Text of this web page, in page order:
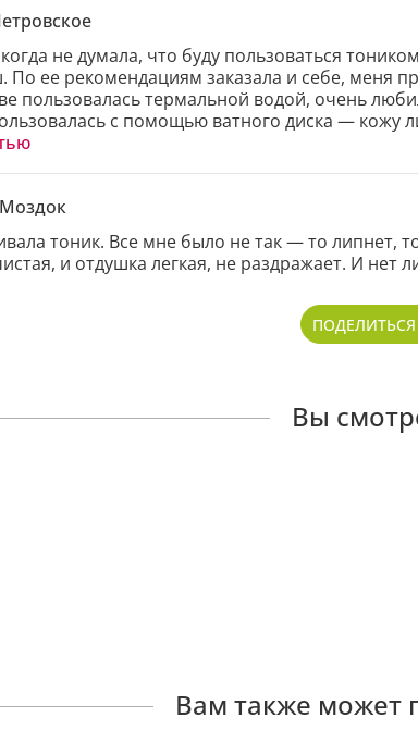
не думала, что буду пользоваться
По ее рекомендациям заказала и себе,
пользовалась термальной водой, очень
с помощью ватного диска — кожу
диске! Причем просто умыться не
тоник. Все мне было не так — то липнет,
и отдушка легкая, не раздражает. И нет
ПОДЕЛИТЬСЯ
Вы
Вам также может